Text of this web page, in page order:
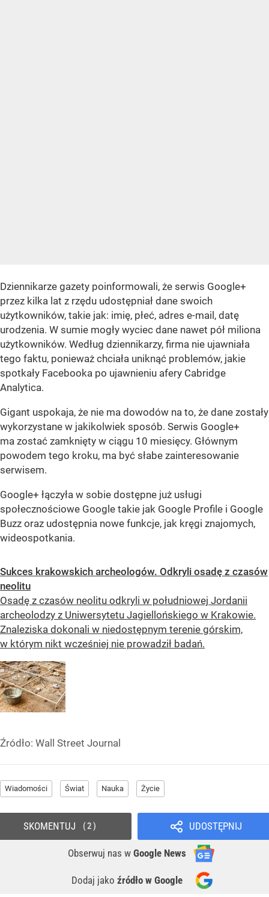
Dziennikarze gazety poinformowali, że serwis Google+
przez kilka lat z rzędu udostępniał dane swoich
użytkowników, takie jak: imię, płeć, adres e-mail, datę
urodzenia. W sumie mogły wyciec dane nawet pół miliona
użytkowników. Według dziennikarzy, firma nie ujawniała
tego faktu, ponieważ chciała uniknąć problemów, jakie
spotkały Facebooka po ujawnieniu afery Cabridge
Analytica.
Gigant uspokaja, że nie ma dowodów na to, że dane zostały
wykorzystane w jakikolwiek sposób. Serwis Google+
ma zostać zamknięty w ciągu 10 miesięcy. Głównym
powodem tego kroku, ma być słabe zainteresowanie
serwisem.
Google+ łączyła w sobie dostępne już usługi
społecznościowe Google takie jak Google Profile i Google
Buzz oraz udostępnia nowe funkcje, jak kręgi znajomych,
wideospotkania.
Sukces krakowskich archeologów. Odkryli osadę z czasów
neolitu
Osadę z czasów neolitu odkryli w południowej Jordanii
archeolodzy z Uniwersytetu Jagiellońskiego w Krakowie.
Znaleziska dokonali w niedostępnym terenie górskim,
w którym nikt wcześniej nie prowadził badań.
Źródło: Wall Street Journal
Wiadomości Świat Nauka Życie
UDOSTĘPNIJ
Obserwuj nas w Google News
Dodaj jako źródło w Google
SKOMENTUJ 2